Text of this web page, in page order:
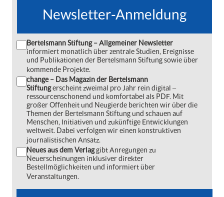
Newsletter-Anmeldung
Bertelsmann Stiftung – Allgemeiner Newsletter
informiert monatlich über zentrale Studien, Ereignisse
und Publikationen der Bertelsmann Stiftung sowie über
kommende Projekte.
change – Das Magazin der Bertelsmann
Stiftungerscheint zweimal pro Jahr rein digital ‒
ressourcenschonend und komfortabel als PDF. Mit
großer Offenheit und Neugierde berichten wir über die
Themen der Bertelsmann Stiftung und schauen auf
Menschen, Initiativen und zukünftige Entwicklungen
weltweit. Dabei verfolgen wir einen konstruktiven
journalistischen Ansatz.
Neues aus dem Verlaggibt Anregungen zu
Neuerscheinungen inklusiver direkter
Bestellmöglichkeiten und informiert über
Veranstaltungen.